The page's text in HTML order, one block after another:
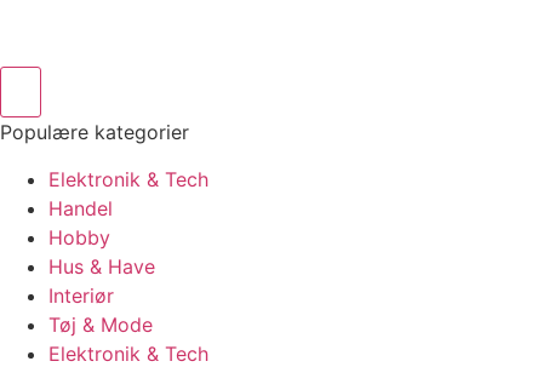
Populære kategorier
Elektronik & Tech
Handel
Hobby
Hus & Have
Interiør
Tøj & Mode
Elektronik & Tech